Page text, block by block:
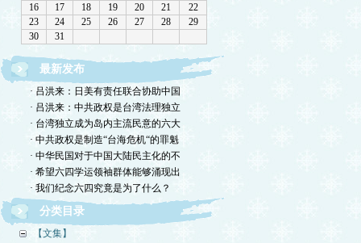
最新发布
· 吕洪来：日美有责任联合协助中国
· 吕洪来：中共政权是台湾法理独立
· 台湾独立成为岛内主流民意的六大
· 中共政权是制造“台海危机“的罪魁
· 中华民国对于中国大陆民主化的不
· 希望六四学运领袖群体能够涌现出
· 我们纪念六四究竟是为了什么？
分类目录
【文集】